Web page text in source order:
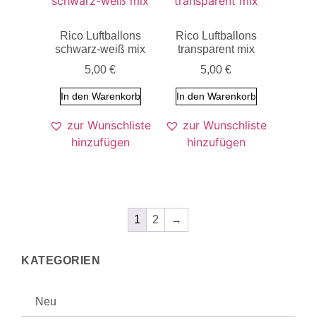
KATEGORIEN
Neu
Rico Luftballons
schwarz-weiß mix
5,00 €
In den Warenkorb
zur Wunschliste
hinzufügen
Rico Luftballons
transparent mix
5,00 €
In den Warenkorb
zur Wunschliste
hinzufügen
1 2 →